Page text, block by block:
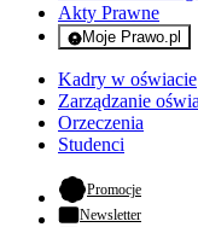
Akty Prawne
Moje Prawo.pl
-
Kadry w oświacie
Zarządzanie
Orzeczenia
Studenci
Promocje- otwiera
Newsletter